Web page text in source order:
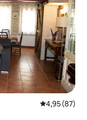
Gemiddelde
4,95 (87)